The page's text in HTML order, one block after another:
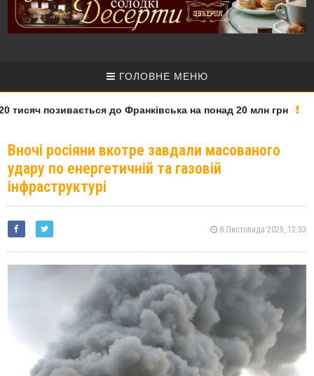
ГОЛОВНЕ МЕНЮ
позивається до Франківська на понад 20 млн грн
Вночі росіяни вкотре завдали масованого
удару по енергетичній та газовій
інфраструктурі
8 Листопада 2025, 12:33